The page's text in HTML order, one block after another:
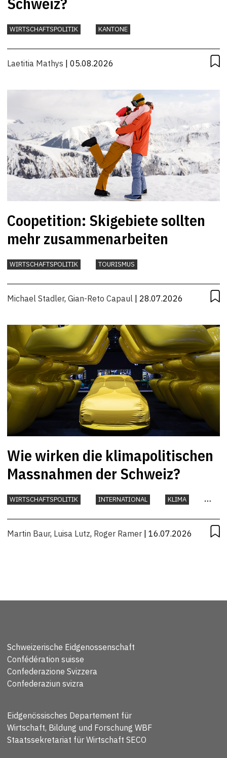
WIRTSCHAFTSPOLITIK KANTONE
Laetitia Mathys | 05.08.2026
Coopetition: Skigebiete sollten
mehr zusammenarbeiten
WIRTSCHAFTSPOLITIK TOURISMUS
Michael Stadler, Gian-Reto Capaul | 28.07.2026
Wie wirken die klimapolitischen
Massnahmen der Schweiz?
WIRTSCHAFTSPOLITIK INTERNATIONAL
KLIMA
Martin Baur, Luisa Lutz, Roger Ramer | 16.07.2026
Schweizerische Eidgenossenschaft
Confédération suisse
Confederazione Svizzera
Confederaziun svizra
Eidgenössisches Departement für
Wirtschaft, Bildung und Forschung WBF
Staatssekretariat für Wirtschaft SECO